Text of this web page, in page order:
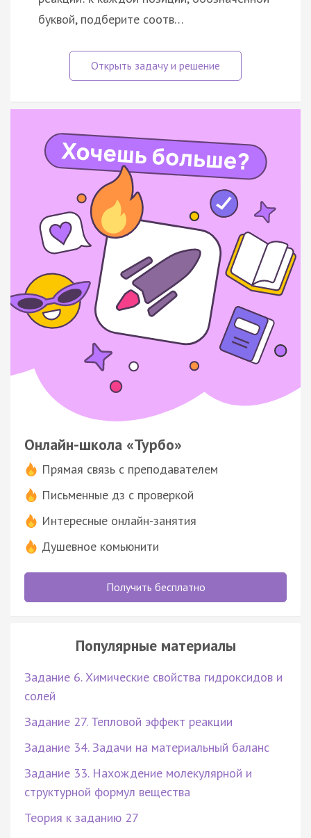
буквой, подберите соотв…
Онлайн-школа «Турбо»
Прямая связь с преподавателем
Письменные дз с проверкой
Интересные онлайн-занятия
Душевное комьюнити
Получить бесплатно
Популярные материалы
Задание 6. Химические свойства гидроксидов и
солей
Задание 27. Тепловой эффект реакции
Задание 34. Задачи на материальный баланс
Задание 33. Нахождение молекулярной и
структурной формул вещества
Теория к заданию 27